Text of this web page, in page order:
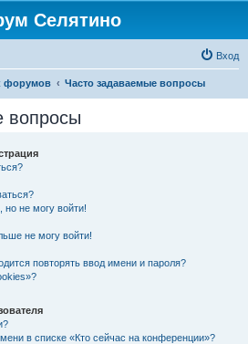
Селятино
Вход
форумов Часто задаваемые вопросы
вопросы
но не могу войти!
не могу войти!
повторять ввод имени и пароля?
в списке «Кто сейчас на конференции»?